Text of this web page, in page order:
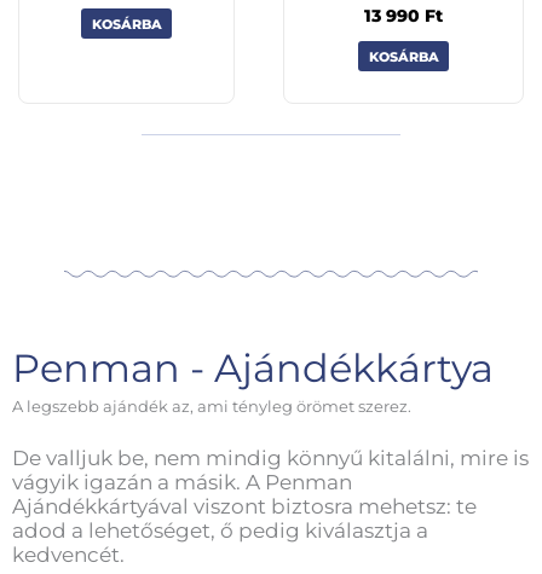
KOSÁRBA 13 990 Ft
KOSÁRBA
Penman - Ajándékkártya
A legszebb ajándék az, ami tényleg örömet szerez.
De valljuk be, nem mindig könnyű kitalálni, mire is
vágyik igazán a másik. A Penman
Ajándékkártyával viszont biztosra mehetsz: te
adod a lehetőséget, ő pedig kiválasztja a
kedvencét.